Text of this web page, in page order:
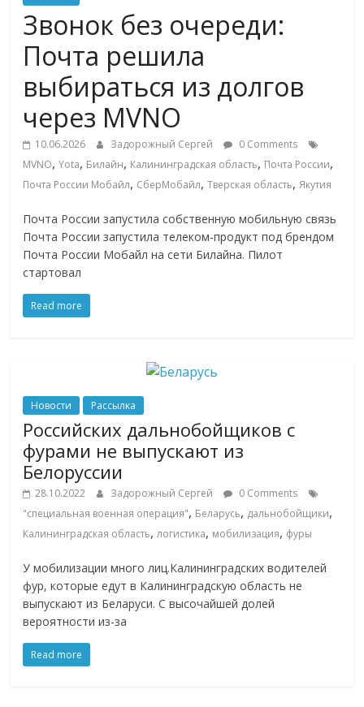
Commerce,
омниканальном
ритейле,
логистике,
технологиях,
соцсетях
Commerce,
ритейле,
логистике,
технологиях,
соцсетях.
Нам
важно,
как
знать
как
Сеть
меняет
жизнь
Звонок без очереди:
Почта решила
выбираться из долгов
через MVNO
10.06.2026 Задорожный Сергей
0 Comments
MVNO,Yota, Билайн, Калининградская область, Почта России,
Почта России Мобайл, СберМобайл,Тверская область,Якутия
Почта России запустила собственную мобильную связь
Почта России запустила телеком-продукт под брендом
Почта России Мобайл на сети Билайна. Пилот
стартовал
Read more
Новости Рассылка
Российских дальнобойщиков с
фурами не выпускают из
Белоруссии
28.10.2022 Задорожный Сергей
0 Comments
"специальная военная операция", Беларусь, дальнобойщики,
Калининградская область,логистика, мобилизация, фуры
У мобилизации много лиц.Калининградских водителей
фур, которые едут в Калининградскую область не
выпускают из Беларуси. С высочайшей долей
вероятности из-за
Read more